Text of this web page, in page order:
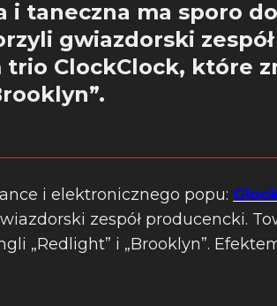
i taneczna ma sporo
gwiazdorski
trio ClockClock, które
i elektronicznego popu:
zespół producencki.
„Redlight” i „Brooklyn”.